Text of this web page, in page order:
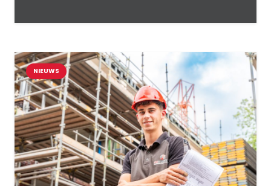
NIEUWS